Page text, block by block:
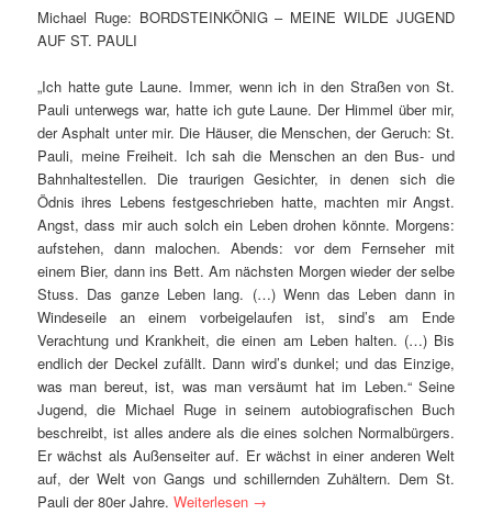
Michael Ruge: BORDSTEINKÖNIG – MEINE WILDE JUGEND
AUF ST. PAULI
„Ich hatte gute Laune. Immer, wenn ich in den Straßen von St.
Pauli unterwegs war, hatte ich gute Laune. Der Himmel über mir,
der Asphalt unter mir. Die Häuser, die Menschen, der Geruch: St.
Pauli, meine Freiheit. Ich sah die Menschen an den Bus- und
Bahnhaltestellen. Die traurigen Gesichter, in denen sich die
Ödnis ihres Lebens festgeschrieben hatte, machten mir Angst.
Angst, dass mir auch solch ein Leben drohen könnte. Morgens:
aufstehen, dann malochen. Abends: vor dem Fernseher mit
einem Bier, dann ins Bett. Am nächsten Morgen wieder der selbe
Stuss. Das ganze Leben lang. (…) Wenn das Leben dann in
Windeseile an einem vorbeigelaufen ist, sind’s am Ende
Verachtung und Krankheit, die einen am Leben halten. (…) Bis
endlich der Deckel zufällt. Dann wird’s dunkel; und das Einzige,
was man bereut, ist, was man versäumt hat im Leben.“ Seine
Jugend, die Michael Ruge in seinem autobiografischen Buch
beschreibt, ist alles andere als die eines solchen Normalbürgers.
Er wächst als Außenseiter auf. Er wächst in einer anderen Welt
auf, der Welt von Gangs und schillernden Zuhältern. Dem St.
Pauli der 80er Jahre.Weiterlesen →